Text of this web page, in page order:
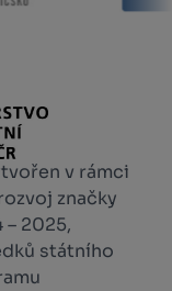
v rámci
značky
2025,
státního